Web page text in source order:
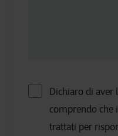
Dichiaro di aver
comprendo che
trattati per